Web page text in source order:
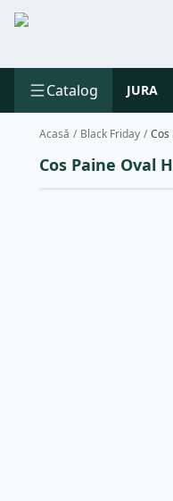
Catalog JURA
Acasă / Black Friday / Cos
Cos Paine Oval